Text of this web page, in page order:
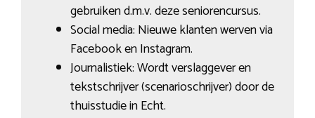
gebruiken d.m.v. deze seniorencursus.
Social media: Nieuwe klanten werven via
Facebook en Instagram.
Journalistiek: Wordt verslaggever en
tekstschrijver (scenarioschrijver) door de
thuisstudie in Echt.